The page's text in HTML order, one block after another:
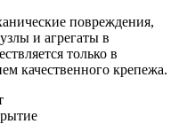
повреждения,
и агрегаты в
только в
качественного крепежа.